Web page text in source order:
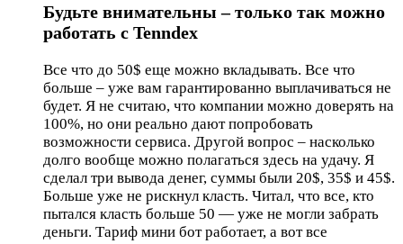
Будьте внимательны – только так можно
работать с Tenndex
Все что до 50$ еще можно вкладывать. Все что
больше – уже вам гарантированно выплачиваться не
будет. Я не считаю, что компании можно доверять на
100%, но они реально дают попробовать
возможности сервиса. Другой вопрос – насколько
долго вообще можно полагаться здесь на удачу. Я
сделал три вывода денег, суммы были 20$, 35$ и 45$.
Больше уже не рискнул класть. Читал, что все, кто
пытался класть больше 50 — уже не могли забрать
деньги. Тариф мини бот работает, а вот все